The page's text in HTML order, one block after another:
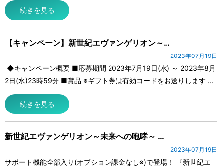
続きを見る
【キャンペーン】新世紀エヴァンゲリオン～…
2023年07月19日
◆キャンペーン概要 ■応募期間 2023年7月19日(水) ～ 2023年8月
2日(水)23時59分 ■賞品 ※ギフト券は有効コードをお送りします ...
続きを見る
新世紀エヴァンゲリオン～未来への咆哮～ …
2023年07月19日
サポート機能全部入り(オプション課金なし※)で登場！ 『新世紀エ